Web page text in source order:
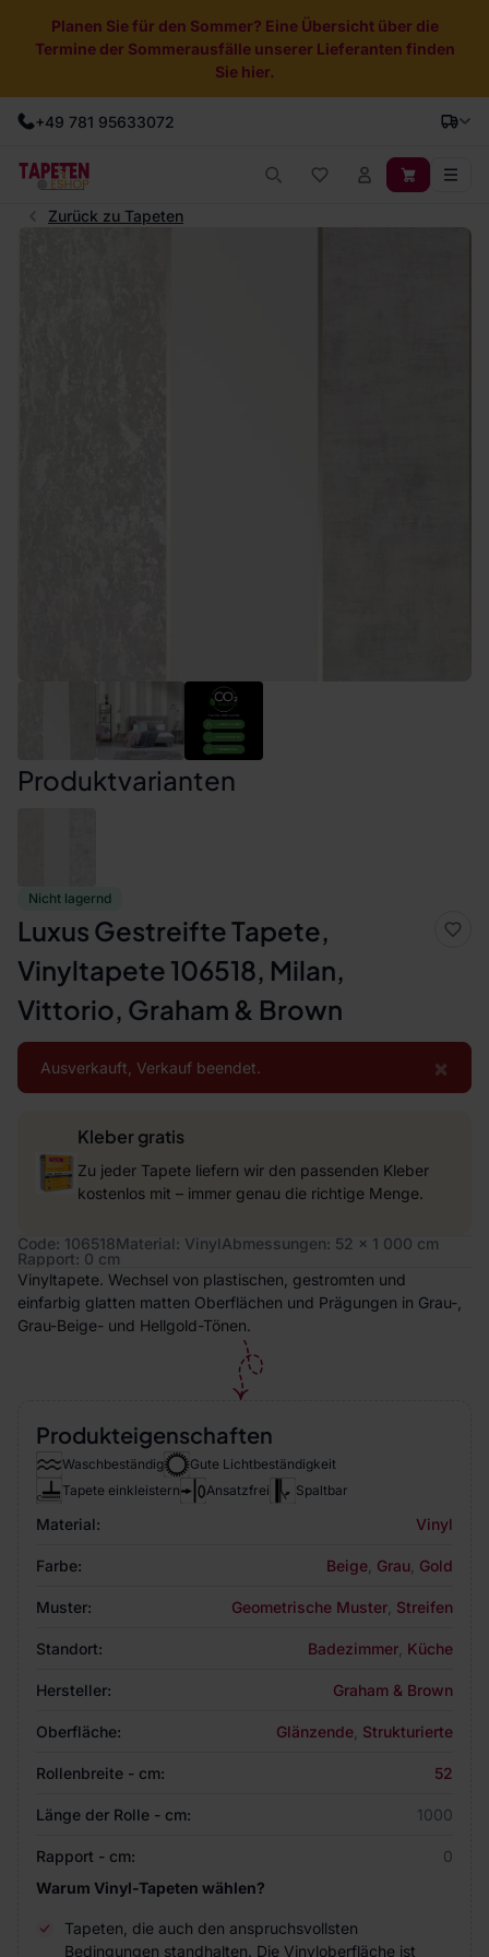
Planen Sie für den Sommer? Eine Übersicht über die
Termine der Sommerausfälle unserer Lieferanten finden
Sie hier.
+49 781 95633072
Zurück zu Tapeten
Nicht lagernd
Luxus Gestreifte Tapete,
Vinyltapete 106518, Milan,
Vittorio, Graham & Brown
×
Ausverkauft, Verkauf beendet.
Kleber gratis
Zu jeder Tapete liefern wir den passenden Kleber
kostenlos mit – immer genau die richtige Menge.
Code: 106518Material: VinylAbmessungen: 52 x 1 000 cm
Rapport: 0 cm
Vinyltapete. Wechsel von plastischen, gestromten und
einfarbig glatten matten Oberflächen und Prägungen in Grau-,
Grau-Beige- und Hellgold-Tönen.
Produktvarianten
Produkteigenschaften
Waschbeständig
Gute Lichtbeständigkeit
Tapete einkleistern
Ansatzfrei Spaltbar
Material: Vinyl
Farbe: Beige Grau Gold
Muster: Geometrische Muster Streifen
Standort: Badezimmer Küche
Hersteller: Graham & Brown
Oberfläche: Glänzende Strukturierte
Rollenbreite - cm: 52
Länge der Rolle - cm: 1000
Rapport - cm:
0
Warum Vinyl-Tapeten wählen?
Tapeten, die auch den anspruchsvollsten
Bedingungen standhalten. Die Vinyloberfläche ist